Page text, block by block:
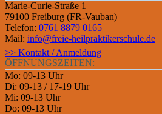
Marie-Curie-Straße 1
79100 Freiburg (FR-Vauban)
Telefon: 0761 8879 0165
Mail: info@freie-heilpraktikerschule.de
>> Kontakt / Anmeldung
ÖFFNUNGSZEITEN:
Mo: 09-13 Uhr
Di: 09-13 / 17-19 Uhr
Mi: 09-13 Uhr
Do: 09-13 Uhr